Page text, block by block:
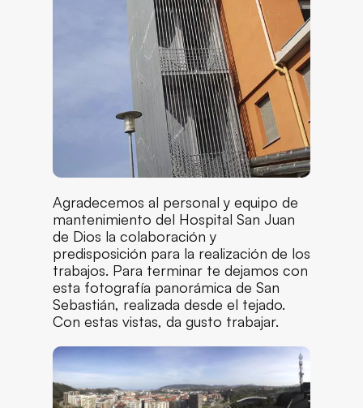
Agradecemos al personal y equipo de
mantenimiento del Hospital San Juan
de Dios la colaboración y
predisposición para la realización de los
trabajos. Para terminar te dejamos con
esta fotografía panorámica de San
Sebastián, realizada desde el tejado.
Con estas vistas, da gusto trabajar.